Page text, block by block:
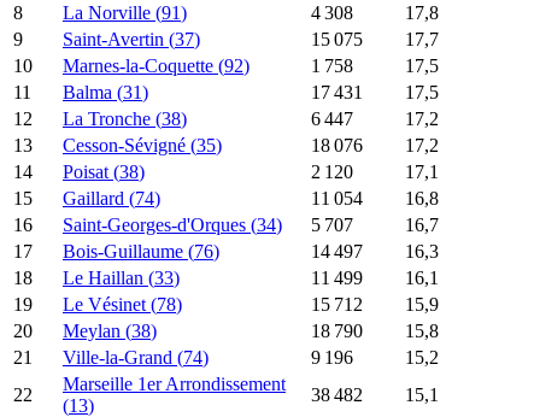
8
La Norville (91) 4 308
17,8
9
Saint-Avertin (37) 15 075
17,7
10
Marnes-la-Coquette (92) 1 758
17,5
11
Balma (31) 17 431
17,5
12
La Tronche (38) 6 447
17,2
13
Cesson-Sévigné (35) 18 076
17,2
14
Poisat (38) 2 120
17,1
15
Gaillard (74) 11 054
16,8
16
Saint-Georges-d'Orques (34) 5 707
16,7
17
Bois-Guillaume (76) 14 497
16,3
18
Le Haillan (33) 11 499
16,1
19
Le Vésinet (78) 15 712
15,9
20
Meylan (38) 18 790
15,8
21
Ville-la-Grand (74) 9 196
15,2
22
Marseille 1er Arrondissement
(13)
38 482
15,1